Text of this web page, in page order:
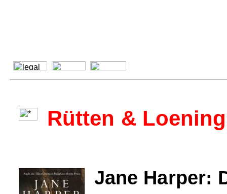
Rütten & Loening
Jane Harper: